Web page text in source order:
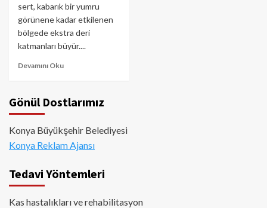
sert, kabarık bir yumru
görünene kadar etkilenen
bölgede ekstra deri
katmanları büyür....
Devamını Oku
Gönül Dostlarımız
Konya Büyükşehir Belediyesi
Konya Reklam Ajansı
Tedavi Yöntemleri
Kas hastalıkları ve rehabilitasyon